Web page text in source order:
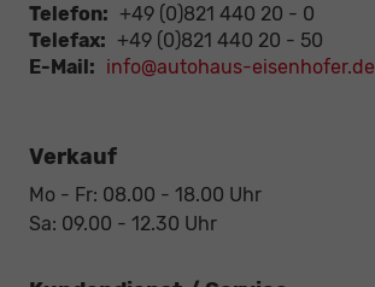
Telefon: +49 (0)821 440 20 - 0
Telefax: +49 (0)821 440 20 - 50
E-Mail: info@autohaus-eisenhofer.de
Verkauf
Mo - Fr: 08.00 - 18.00 Uhr
Sa: 09.00 - 12.30 Uhr